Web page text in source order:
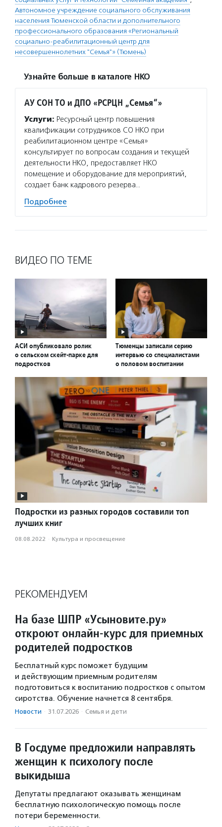
Автономное учреждение социального обслуживания
населения Тюменской области и дополнительного
профессионального образования «Региональный
социально-реабилитационный центр для
несовершеннолетних "Семья"» (Тюмень)
Узнайте больше в каталоге НКО
АУ СОН ТО и ДПО «РСРЦН „Семья“»
Услуги: Ресурсный центр повышения
квалификации сотрудников СО НКО при
реабилитационном центре «Семья»
консультирует по вопросам создания и текущей
деятельности НКО, предоставляет НКО
помещение и оборудование для мероприятий,
создает банк кадрового резерва…
Подробнее
ВИДЕО ПО ТЕМЕ
АСИ опубликовало ролик
о сельском скейт-парке для
подростков
Тюменцы записали серию
интервью со специалистами
о половом воспитании
Подростки из разных городов составили топ
лучших книг
08.08.2022 · Культура и просвещение
РЕКОМЕНДУЕМ
На базе ШПР «Усыновите.ру»
откроют онлайн-курс для приемных
родителей подростков
Бесплатный курс поможет будущим
и действующим приемным родителям
подготовиться к воспитанию подростков с опытом
сиротства. Обучение начнется 8 сентября.
Новости · 31.07.2026 · Семья и дети
В Госдуме предложили направлять
женщин к психологу после
выкидыша
Депутаты предлагают оказывать женщинам
бесплатную психологическую помощь после
потери беременности.